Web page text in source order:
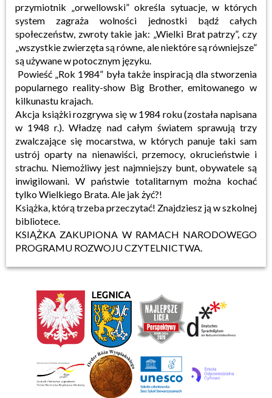
przymiotnik „orwellowski” określa sytuacje, w których
system zagraża wolności jednostki bądź całych
społeczeństw, zwroty takie jak: „Wielki Brat patrzy”, czy
„wszystkie zwierzęta są równe, ale niektóre są równiejsze”
są używane w potocznym języku.
Powieść „Rok 1984” była także inspiracją dla stworzenia
popularnego reality-show Big Brother, emitowanego w
kilkunastu krajach.
Akcja książki rozgrywa się w 1984 roku (została napisana
w 1948 r.). Władzę nad całym światem sprawują trzy
zwalczające się mocarstwa, w których panuje taki sam
ustrój oparty na nienawiści, przemocy, okrucieństwie i
strachu. Niemożliwy jest najmniejszy bunt, obywatele są
inwigilowani. W państwie totalitarnym można kochać
tylko Wielkiego Brata. Ale jak żyć?!
Książka, którą trzeba przeczytać! Znajdziesz ją w szkolnej
bibliotece.
KSIĄŻKA ZAKUPIONA W RAMACH NARODOWEGO
PROGRAMU ROZWOJU CZYTELNICTWA.